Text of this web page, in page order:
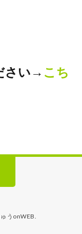
さい→ こち
うonWEB.